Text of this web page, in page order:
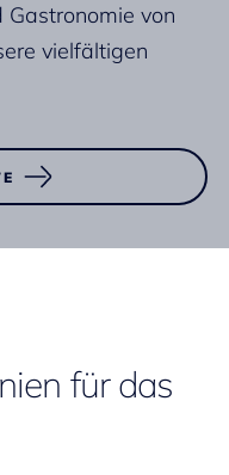
von
vielfältigen
für das